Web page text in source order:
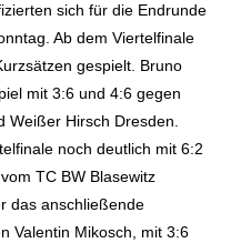
sich für die Endrunde
Ab dem Viertelfinale
gespielt. Bruno
mit 3:6 und 4:6 gegen
Weißer Hirsch Dresden.
noch deutlich mit 6:2
TC BW Blasewitz
das anschließende
Valentin Mikosch, mit 3:6